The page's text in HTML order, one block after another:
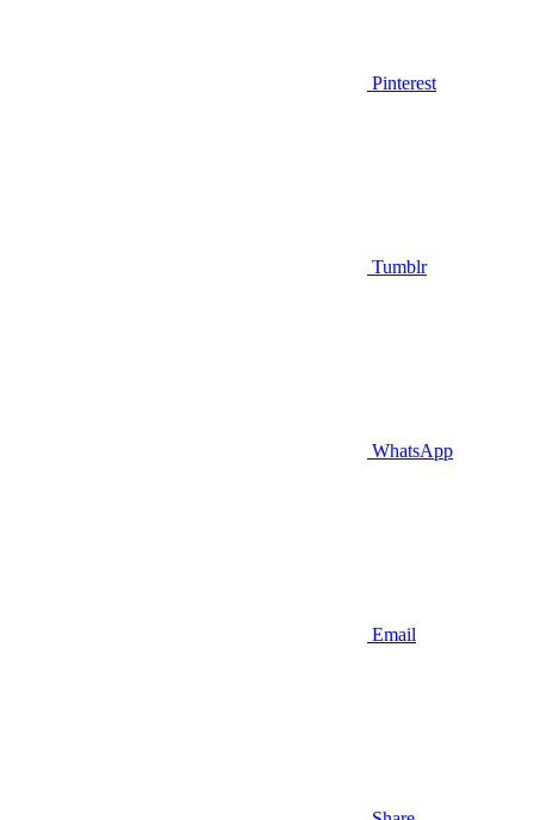
Pinterest
Tumblr
WhatsApp
Email